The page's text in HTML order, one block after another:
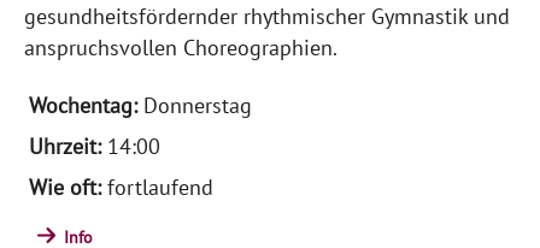
gesundheitsfördernder rhythmischer Gymnastik und
anspruchsvollen Choreographien.
Donnerstag
14:00
fortlaufend
Info